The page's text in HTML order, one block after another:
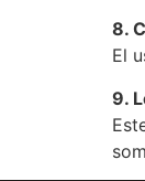
8.
El
9.